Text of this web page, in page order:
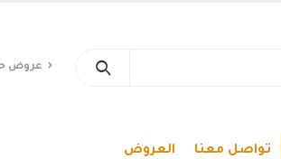
عروض
تواصل معنا العروض